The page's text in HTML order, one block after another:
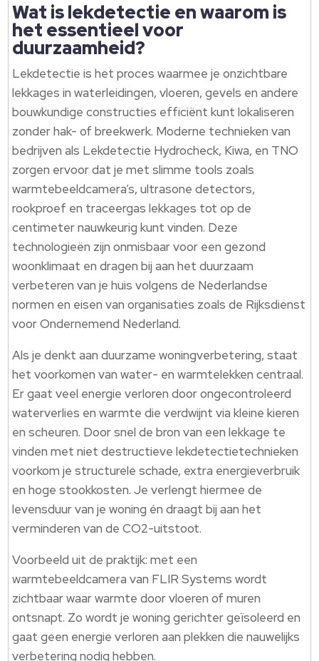
Wat is lekdetectie en waarom is
het essentieel voor
duurzaamheid?
Lekdetectie is het proces waarmee je onzichtbare
lekkages in waterleidingen, vloeren, gevels en andere
bouwkundige constructies efficiënt kunt lokaliseren
zonder hak- of breekwerk. Moderne technieken van
bedrijven als Lekdetectie Hydrocheck, Kiwa, en TNO
zorgen ervoor dat je met slimme tools zoals
warmtebeeldcamera’s, ultrasone detectors,
rookproef en traceergas lekkages tot op de
centimeter nauwkeurig kunt vinden. Deze
technologieën zijn onmisbaar voor een gezond
woonklimaat en dragen bij aan het duurzaam
verbeteren van je huis volgens de Nederlandse
normen en eisen van organisaties zoals de Rijksdienst
voor Ondernemend Nederland.
Als je denkt aan duurzame woningverbetering, staat
het voorkomen van water- en warmtelekken centraal.
Er gaat veel energie verloren door ongecontroleerd
waterverlies en warmte die verdwijnt via kleine kieren
en scheuren. Door snel de bron van een lekkage te
vinden met niet destructieve lekdetectietechnieken
voorkom je structurele schade, extra energieverbruik
en hoge stookkosten. Je verlengt hiermee de
levensduur van je woning én draagt bij aan het
verminderen van de CO2-uitstoot.
Voorbeeld uit de praktijk: met een
warmtebeeldcamera van FLIR Systems wordt
zichtbaar waar warmte door vloeren of muren
ontsnapt. Zo wordt je woning gerichter geïsoleerd en
gaat geen energie verloren aan plekken die nauwelijks
verbetering nodig hebben.